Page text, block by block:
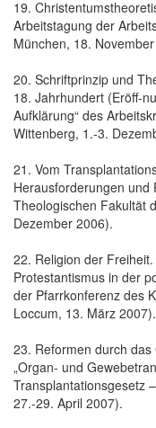
19.
Arbeitstagung der
München, 18.
20. Schriftprinzip und
18. Jahrhundert (Eröff-
Aufklärung“ des
Wittenberg, 1.-3.
21. Vom
Herausforderungen und
Theologischen Fakultät
Dezember 2006).
22. Religion der
Protestantismus in der
der Pfarrkonferenz des
Loccum, 13. März 2007).
23. Reformen durch
„Organ- und
Transplantationsgesetz
27.-29. April 2007).